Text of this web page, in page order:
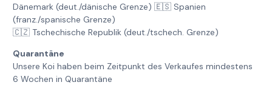
Dänemark (deut./dänische Grenze) 🇪🇸 Spanien
(franz./spanische Grenze)
🇨🇿 Tschechische Republik (deut./tschech. Grenze)
Quarantäne
Unsere Koi haben beim Zeitpunkt des Verkaufes mindestens
6 Wochen in Quarantäne